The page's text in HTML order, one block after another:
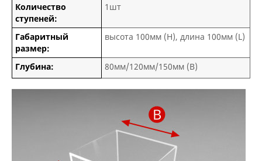
Количество
ступеней:
1шт
Габаритный
размер:
высота 100мм (H), длина 100мм (L)
Глубина: 80мм/120мм/150мм (B)